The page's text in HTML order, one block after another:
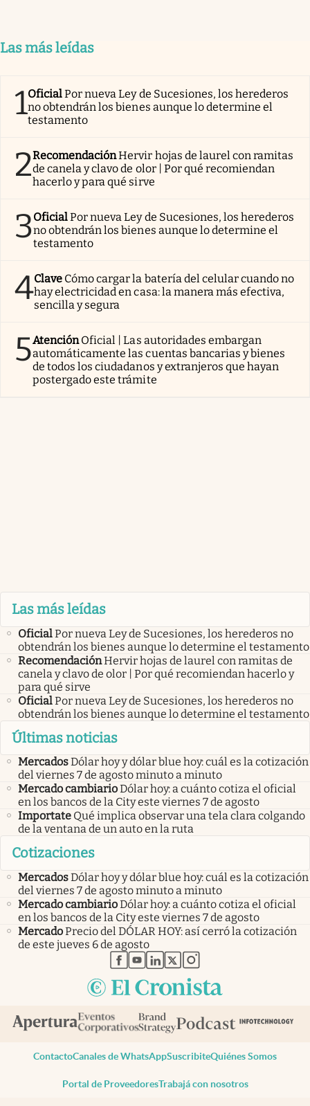
Las más leídas
1OficialPor nueva Ley de Sucesiones, los herederos
no obtendrán los bienes aunque lo determine el
testamento
2RecomendaciónHervir hojas de laurel con ramitas
de canela y clavo de olor | Por qué recomiendan
hacerlo y para qué sirve
3OficialPor nueva Ley de Sucesiones, los herederos
no obtendrán los bienes aunque lo determine el
testamento
4Clave Cómo cargar la batería del celular cuando no
hay electricidad en casa: la manera más efectiva,
sencilla y segura
5AtenciónOficial | Las autoridades embargan
automáticamente las cuentas bancarias y bienes
de todos los ciudadanos y extranjeros que hayan
postergado este trámite
Las más leídas
OficialPor nueva Ley de Sucesiones, los herederos no
obtendrán los bienes aunque lo determine el testamento
RecomendaciónHervir hojas de laurel con ramitas de
canela y clavo de olor | Por qué recomiendan hacerlo y
para qué sirve
OficialPor nueva Ley de Sucesiones, los herederos no
obtendrán los bienes aunque lo determine el testamento
Últimas noticias
MercadosDólar hoy y dólar blue hoy: cuál es la cotización
del viernes 7 de agosto minuto a minuto
Mercado cambiarioDólar hoy: a cuánto cotiza el oficial
en los bancos de la City este viernes 7 de agosto
Importate Qué implica observar una tela clara colgando
de la ventana de un auto en la ruta
Cotizaciones
MercadosDólar hoy y dólar blue hoy: cuál es la cotización
del viernes 7 de agosto minuto a minuto
Mercado cambiarioDólar hoy: a cuánto cotiza el oficial
en los bancos de la City este viernes 7 de agosto
MercadoPrecio del DÓLAR HOY: así cerró la cotización
de este jueves 6 de agosto
abre en nueva pestaña
abre en nueva pestaña
abre en nueva pestaña
abre en nueva pestaña
abre en nueva pestaña
ContactoCanales de WhatsAppSuscribiteQuiénes Somos
Portal de ProveedoresTrabajá con nosotros